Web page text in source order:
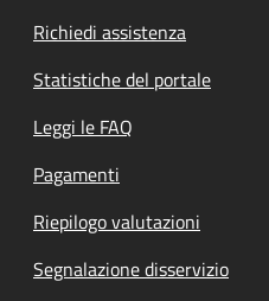
Richiedi assistenza
Statistiche del portale
Leggi le FAQ
Pagamenti
Riepilogo valutazioni
Segnalazione disservizio